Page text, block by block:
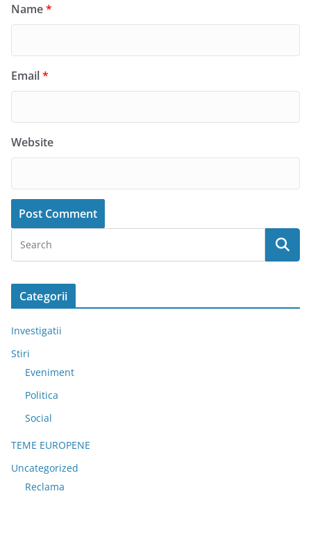
Name*
Email*
Website
Categorii
Investigatii
Stiri
Eveniment
Politica
Social
TEME EUROPENE
Uncategorized
Reclama